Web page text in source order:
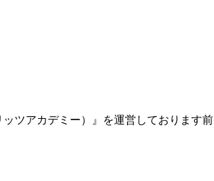
ツアカデミー）』を運営しております